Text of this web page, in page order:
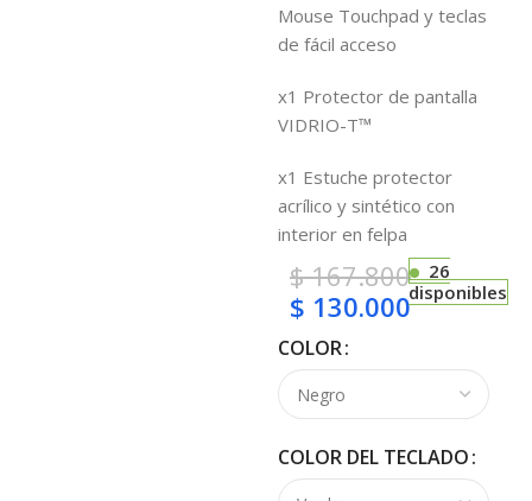
Mouse Touchpad y teclas
de fácil acceso
x1 Protector de pantalla
VIDRIO-T™
x1 Estuche protector
acrílico y sintético con
interior en felpa
$167.800
$ 130.000
26
disponibles
COLOR
COLOR DEL TECLADO